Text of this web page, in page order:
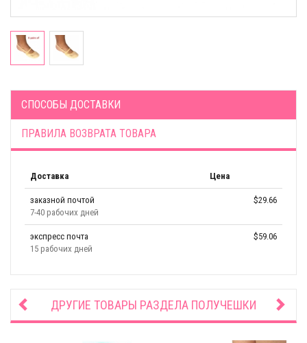
СПОСОБЫ ДОСТАВКИ
ПРАВИЛА ВОЗВРАТА ТОВАРА
Доставка Цена
заказной почтой
7-40 рабочих дней
$29.66
экспресс почта
15 рабочих дней
$59.06
ДРУГИЕ ТОВАРЫ РАЗДЕЛА ПОЛУЧЕШКИ